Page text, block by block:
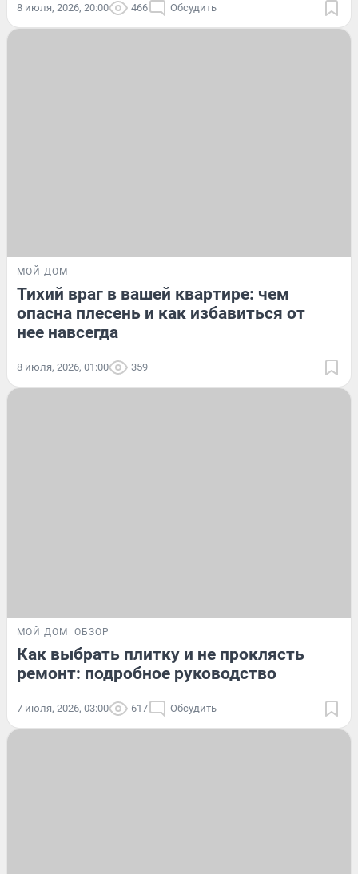
8 июля, 2026, 20:00 466 Обсудить
МОЙ ДОМ
Тихий враг в вашей квартире: чем
опасна плесень и как избавиться от
нее навсегда
8 июля, 2026, 01:00 359
МОЙ ДОМ ОБЗОР
Как выбрать плитку и не проклясть
ремонт: подробное руководство
7 июля, 2026, 03:00 617 Обсудить